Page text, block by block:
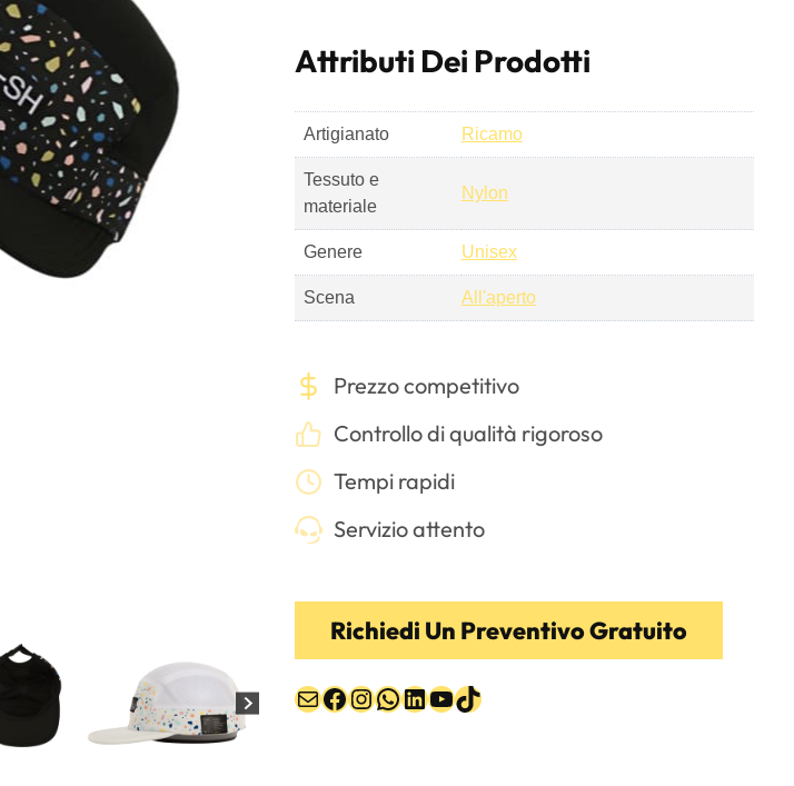
Attributi Dei Prodotti
Artigianato Ricamo
Tessuto e
materiale
Nylon
Genere Unisex
Scena All'aperto
Prezzo competitivo
Controllo di qualità rigoroso
Tempi rapidi
Servizio attento
Richiedi Un Preventivo Gratuito
Email
Facebook
Instagram
WhatsApp
LinkedIn
YouTube
TikTok